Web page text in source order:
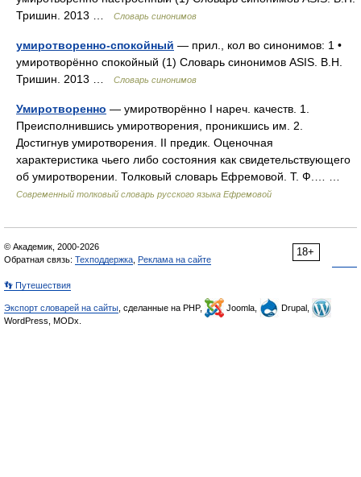
Тришин. 2013 …
Словарь синонимов
умиротворенно-спокойный — прил., кол во синонимов: 1 •
умиротворённо спокойный (1) Словарь синонимов ASIS. В.Н.
Тришин. 2013 …
Словарь синонимов
Умиротворенно — умиротворённо I нареч. качеств. 1.
Преисполнившись умиротворения, проникшись им. 2.
Достигнув умиротворения. II предик. Оценочная
характеристика чьего либо состояния как свидетельствующего
об умиротворении. Толковый словарь Ефремовой. Т. Ф.… …
Современный толковый словарь русского языка Ефремовой
18+
© Академик, 2000-2026
Обратная связь: Техподдержка Реклама на сайте
👣 Путешествия
Экспорт словарей на сайты , сделанные на PHP, Joomla,
Drupal,
WordPress, MODx.